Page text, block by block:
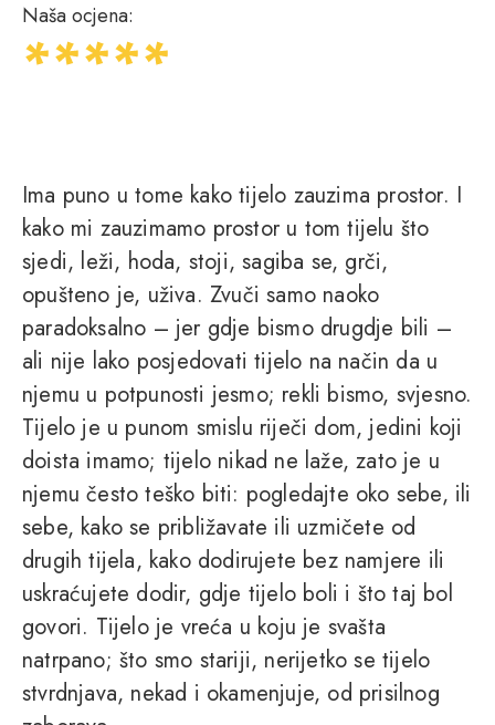
Naša ocjena:
Ima puno u tome kako tijelo zauzima prostor. I
kako mi zauzimamo prostor u tom tijelu što
sjedi, leži, hoda, stoji, sagiba se, grči,
opušteno je, uživa. Zvuči samo naoko
paradoksalno – jer gdje bismo drugdje bili –
ali nije lako posjedovati tijelo na način da u
njemu u potpunosti jesmo; rekli bismo, svjesno.
Tijelo je u punom smislu riječi dom, jedini koji
doista imamo; tijelo nikad ne laže, zato je u
njemu često teško biti: pogledajte oko sebe, ili
sebe, kako se približavate ili uzmičete od
drugih tijela, kako dodirujete bez namjere ili
uskraćujete dodir, gdje tijelo boli i što taj bol
govori. Tijelo je vreća u koju je svašta
natrpano; što smo stariji, nerijetko se tijelo
stvrdnjava, nekad i okamenjuje, od prisilnog